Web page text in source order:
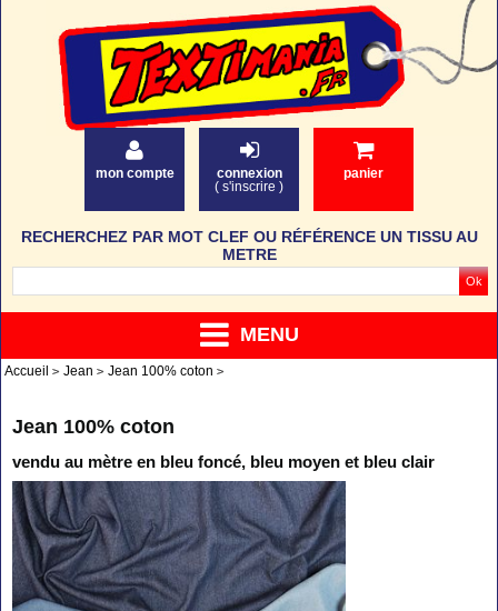
mon compte
connexion
( s'inscrire )
panier
MENU
RECHERCHEZ PAR MOT CLEF OU RÉFÉRENCE UN TISSU AU
METRE
Accueil Jean Jean 100% coton
Jean 100% coton
vendu au mètre en bleu foncé, bleu moyen et bleu clair